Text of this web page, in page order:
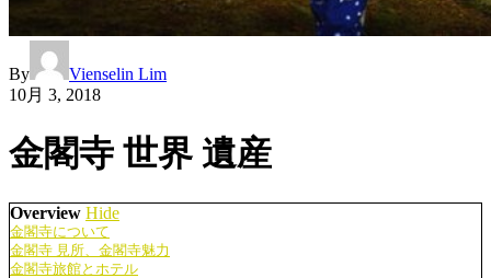
By
Vienselin Lim
10月 3, 2018
金閣寺 世界 遺産
Overview Hide
金閣寺について
金閣寺 見所、金閣寺魅力
金閣寺旅館とホテル